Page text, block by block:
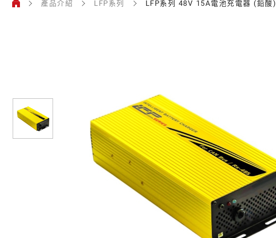
產品介紹 LFP系列 LFP系列 48V 15A電池充電器 (鉛酸)